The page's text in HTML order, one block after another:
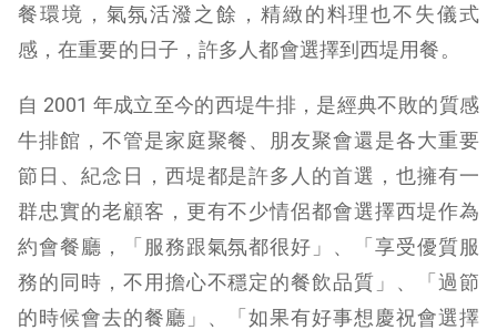
餐環境，氣氛活潑之餘，精緻的料理也不失儀式
感，在重要的日子，許多人都會選擇到西堤用餐。
自 2001 年成立至今的西堤牛排，是經典不敗的質感
牛排館，不管是家庭聚餐、朋友聚會還是各大重要
節日、紀念日，西堤都是許多人的首選，也擁有一
群忠實的老顧客，更有不少情侶都會選擇西堤作為
約會餐廳，「服務跟氣氛都很好」、「享受優質服
務的同時，不用擔心不穩定的餐飲品質」、「過節
的時候會去的餐廳」、「如果有好事想慶祝會選擇